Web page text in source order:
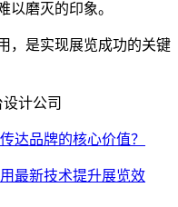
以磨灭的印象。
，是实现展览成功的关键
计公司
达品牌的核心价值？
最新技术提升展览效